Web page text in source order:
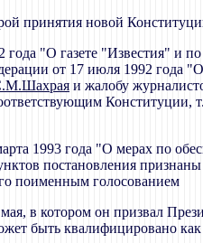
принятия новой
года "О газете "Известия" и
от 17 июля 1992 года
и жалобу
Конституции,
1993 года "О мерах по
постановления
поименным голосованием
в котором он призвал
быть квалифицировано как